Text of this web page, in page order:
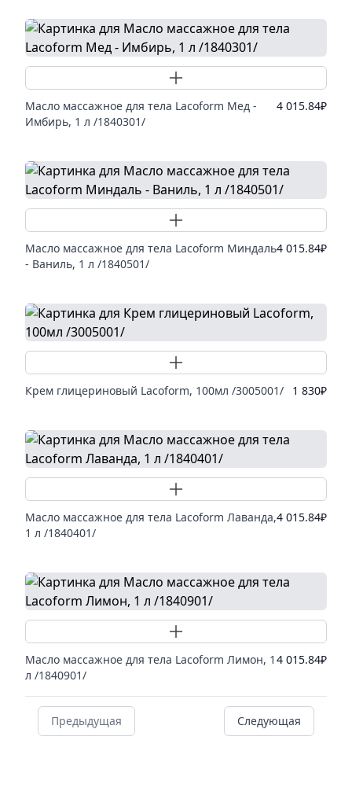
Добавить товар
Масло массажное для тела Lacoform Мед -
Имбирь, 1 л /1840301/
4 015.84₽
Добавить товар
Масло массажное для тела Lacoform Миндаль
- Ваниль, 1 л /1840501/
4 015.84₽
Добавить товар
Крем глицериновый Lacoform, 100мл /3005001/ 1 830₽
Добавить товар
Масло массажное для тела Lacoform Лаванда,
1 л /1840401/
4 015.84₽
Добавить товар
Масло массажное для тела Lacoform Лимон, 1
л /1840901/
4 015.84₽
Предыдущая Следующая